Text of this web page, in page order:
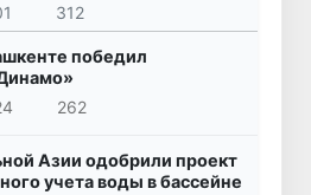
312
победил
262
Азии одобрили проект
учета воды в бассейне